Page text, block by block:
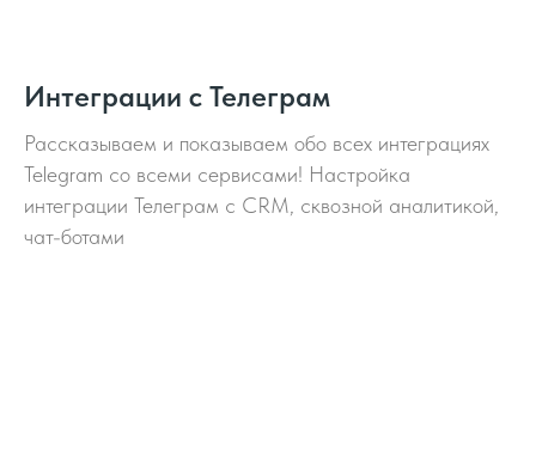
Интеграции с Телеграм
Рассказываем и показываем обо всех интеграциях
Telegram со всеми сервисами! Настройка
интеграции Телеграм с CRM, сквозной аналитикой,
чат-ботами